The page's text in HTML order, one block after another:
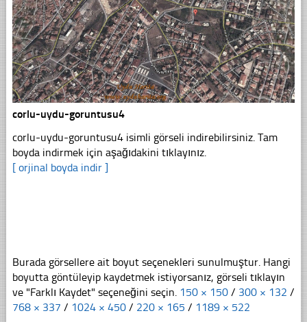
corlu-uydu-goruntusu4
corlu-uydu-goruntusu4 isimli görseli indirebilirsiniz. Tam
boyda indirmek için aşağıdakini tıklayınız.
[ orjinal boyda indir ]
Burada görsellere ait boyut seçenekleri sunulmuştur. Hangi
boyutta göntüleyip kaydetmek istiyorsanız, görseli tıklayın
ve "Farklı Kaydet" seçeneğini seçin. 150 × 150 / 300 × 132 /
768 × 337 / 1024 × 450 / 220 × 165 / 1189 × 522